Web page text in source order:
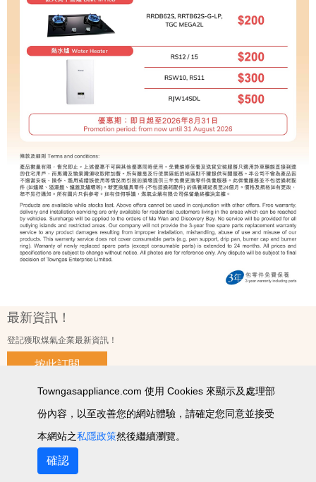
最新資訊！
登記獲取煤氣企業最新資訊！
按此訂閱
使用條款及細則 私隱政策聲明
個人資料收集聲明
Towngasappliance.com 使用 Cookies 來顯示及處理部
份內容，以至改善您的網站體驗，請確定您同意並接受
本網站之私隱政策然後繼續瀏覽。
確認